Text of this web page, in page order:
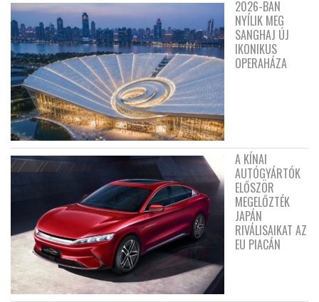
2026-BAN
NYÍLIK MEG
SANGHAJ ÚJ
IKONIKUS
OPERAHÁZA
A KÍNAI
AUTÓGYÁRTÓK
ELŐSZÖR
MEGELŐZTÉK
JAPÁN
RIVÁLISAIKAT AZ
EU PIACÁN